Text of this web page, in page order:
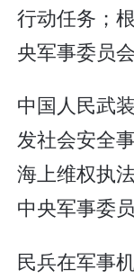
行动任务；
央军事委员
中国人民武
发社会安全
海上维权执
中央军事委
民兵在军事